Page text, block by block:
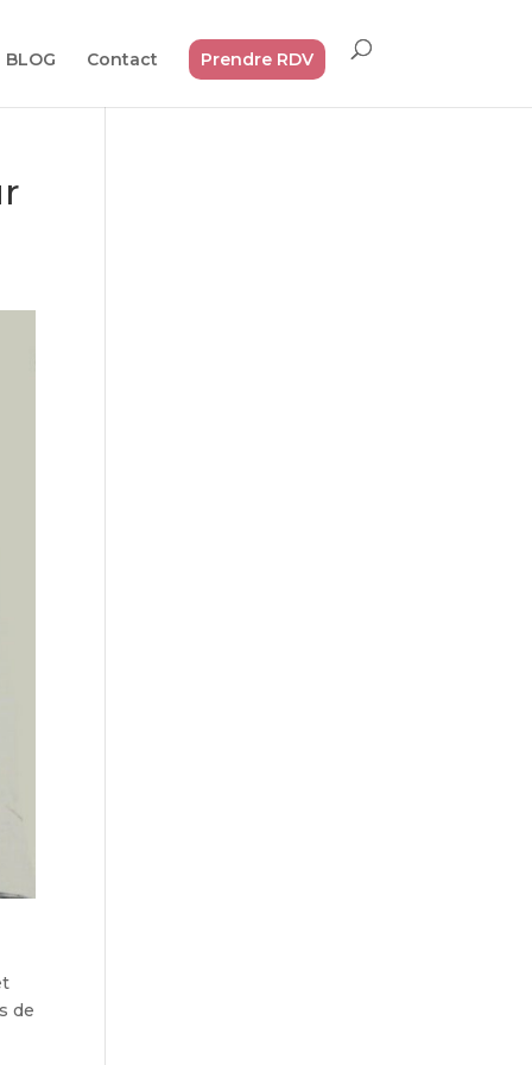
BLOG Contact Prendre RDV
de